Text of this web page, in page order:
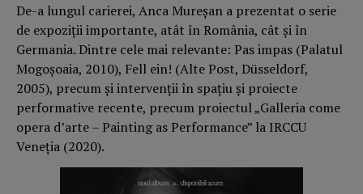
De-a lungul carierei, Anca Mureșan a prezentat o serie
de expoziții importante, atât în România, cât și în
Germania. Dintre cele mai relevante: Pas impas (Palatul
Mogoșoaia, 2010), Fell ein! (Alte Post, Düsseldorf,
2005), precum și intervenții în spațiu și proiecte
performative recente, precum proiectul „Galleria come
opera d’arte – Painting as Performance” la IRCCU
Veneția (2020).